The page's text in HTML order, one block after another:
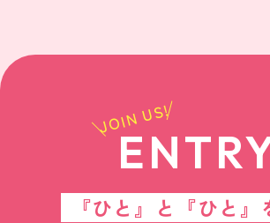
JOIN US!
『ひと』と『ひと』